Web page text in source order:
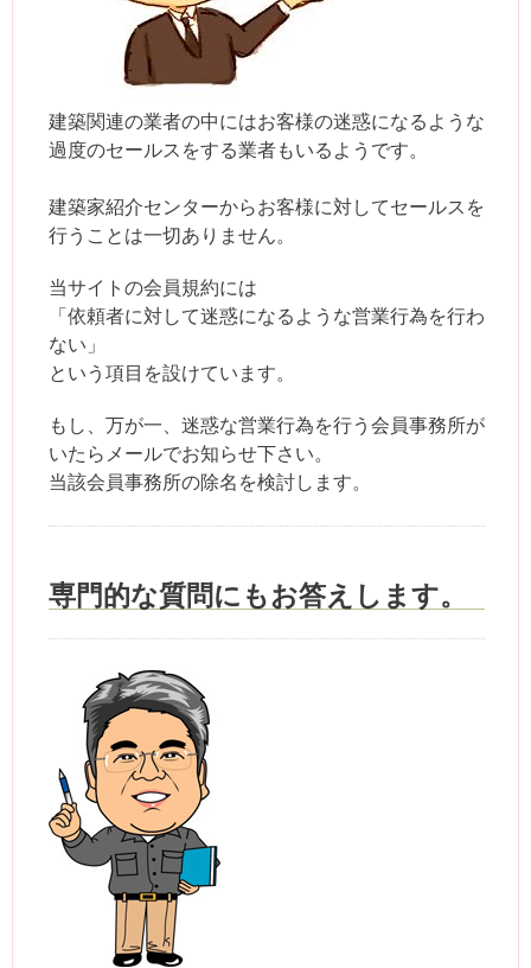
建築関連の業者の中にはお客様の迷惑になるような
過度のセールスをする業者もいるようです。
建築家紹介センターからお客様に対してセールスを
行うことは一切ありません。
当サイトの会員規約には
「依頼者に対して迷惑になるような営業行為を行わ
ない」
という項目を設けています。
もし、万が一、迷惑な営業行為を行う会員事務所が
いたらメールでお知らせ下さい。
当該会員事務所の除名を検討します。
専門的な質問にもお答えします。